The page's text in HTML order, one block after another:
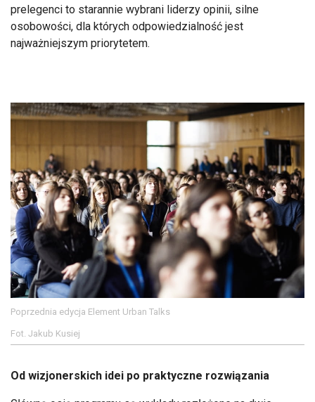
prelegenci to starannie wybrani liderzy opinii, silne
osobowości, dla których odpowiedzialność jest
najważniejszym priorytetem.
Poprzednia edycja Element Urban Talks
Fot. Jakub Kusiej
Od wizjonerskich idei po praktyczne rozwiązania